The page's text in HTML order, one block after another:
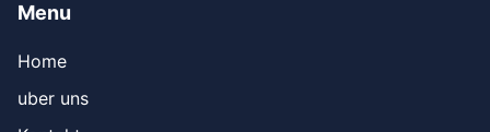
Menu
Home
uber uns